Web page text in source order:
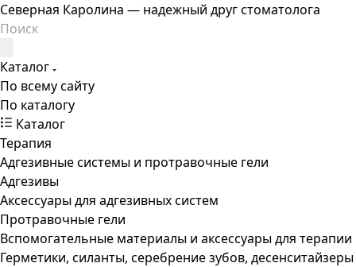
Северная Каролина — надежный друг стоматолога
Каталог
По всему сайту
По каталогу
Каталог
Терапия
Адгезивные системы и протравочные гели
Адгезивы
Аксессуары для адгезивных систем
Протравочные гели
Вспомогательные материалы и аксессуары для терапии
Герметики, силанты, серебрение зубов, десенситайзеры